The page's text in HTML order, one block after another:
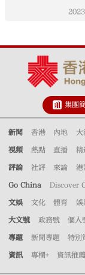
集團
新聞 香港 內地 大
視頻 熱點 直播 精
評論 社評 來論 港
Go China Discover
文娛 文化 體育 娛
大文號 政務號 個人
專題 新聞專題 特別
資訊 專欄+ 資訊推薦